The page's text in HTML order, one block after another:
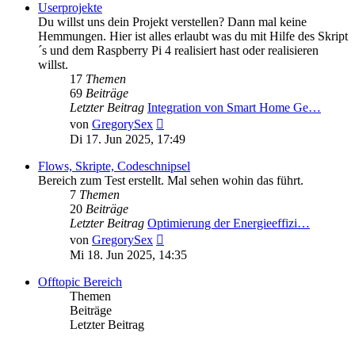
Userprojekte
Du willst uns dein Projekt verstellen? Dann mal keine
Hemmungen. Hier ist alles erlaubt was du mit Hilfe des Skript
´s und dem Raspberry Pi 4 realisiert hast oder realisieren
willst.
17 Themen
69 Beiträge
Letzter Beitrag Integration von Smart Home Ge…
von GregorySex
Beitrag
Di 17. Jun 2025, 17:49
Flows, Skripte, Codeschnipsel
Bereich zum Test erstellt. Mal sehen wohin das führt.
7 Themen
20 Beiträge
Letzter Beitrag Optimierung der Energieeffizi…
von GregorySex
Beitrag
Mi 18. Jun 2025, 14:35
Offtopic Bereich
Themen
Beiträge
Letzter Beitrag